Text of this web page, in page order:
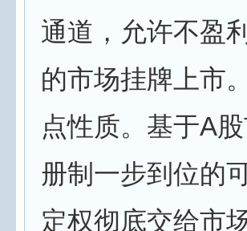
通道，允许不盈
的市场挂牌上市
点性质。基于A
册制一步到位的
定权彻底交给市